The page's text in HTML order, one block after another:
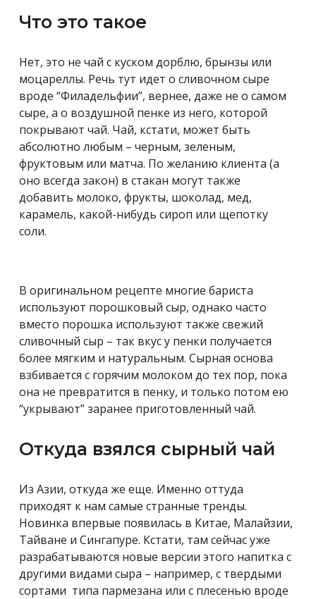
Что это такое
Нет, это не чай с куском дорблю, брынзы или
моцареллы. Речь тут идет о сливочном сыре
вроде “Филадельфии”, вернее, даже не о самом
сыре, а о воздушной пенке из него, которой
покрывают чай. Чай, кстати, может быть
абсолютно любым – черным, зеленым,
фруктовым или матча. По желанию клиента (а
оно всегда закон) в стакан могут также
добавить молоко, фрукты, шоколад, мед,
карамель, какой-нибудь сироп или щепотку
соли.
В оригинальном рецепте многие бариста
используют порошковый сыр, однако часто
вместо порошка используют также свежий
сливочный сыр – так вкус у пенки получается
более мягким и натуральным. Сырная основа
взбивается с горячим молоком до тех пор, пока
она не превратится в пенку, и только потом ею
“укрывают” заранее приготовленный чай.
Откуда взялся сырный чай
Из Азии, откуда же еще. Именно оттуда
приходят к нам самые странные тренды.
Новинка впервые появилась в Китае, Малайзии,
Тайване и Сингапуре. Кстати, там сейчас уже
разрабатываются новые версии этого напитка с
другими видами сыра – например, с твердыми
сортами типа пармезана или с плесенью вроде